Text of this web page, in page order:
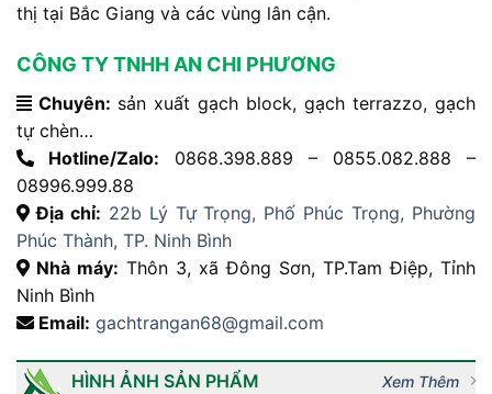
thị tại Bắc Giang và các vùng lân cận.
CÔNG TY TNHH AN CHI PHƯƠNG
Chuyên: sản xuất gạch block, gạch terrazzo, gạch
tự chèn…
Hotline/Zalo: 0868.398.889 – 0855.082.888 –
08996.999.88
Địa chỉ: 22b Lý Tự Trọng, Phố Phúc Trọng, Phường
Phúc Thành, TP. Ninh Bình
Nhà máy: Thôn 3, xã Đông Sơn, TP.Tam Điệp, Tỉnh
Ninh Bình
Email: gachtrangan68@gmail.com
HÌNH ẢNH SẢN PHẨM Xem Thêm